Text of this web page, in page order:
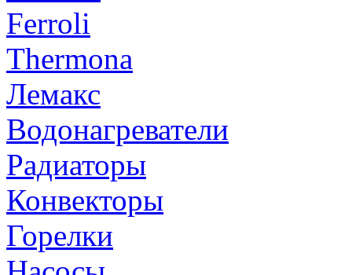
Ferroli
Thermona
Лемакс
Водонагреватели
Радиаторы
Конвекторы
Горелки